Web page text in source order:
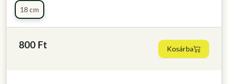
18 cm
800 Ft Kosárba